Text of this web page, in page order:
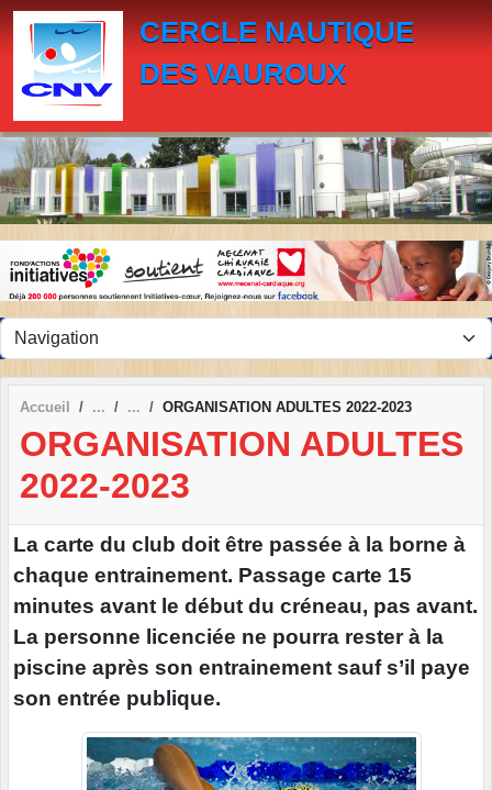
CERCLE NAUTIQUE
DES VAUROUX
Accueil ORGANISATION ADULTES 2022-2023
ORGANISATION ADULTES
2022-2023
La carte du club doit être passée à la borne à
chaque entrainement. Passage carte 15
minutes avant le début du créneau, pas avant.
La personne licenciée ne pourra rester à la
piscine après son entrainement sauf s’il paye
son entrée publique.
Panneau de gestion des cookies